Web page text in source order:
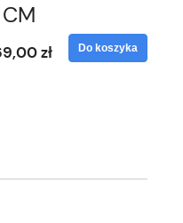
zł Do koszyka